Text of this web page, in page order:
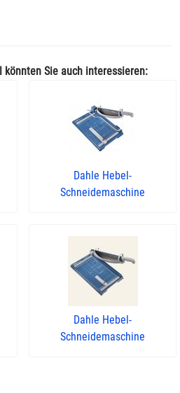
könnten Sie auch interessieren:
Dahle Hebel-
Schneidemaschine
Dahle Hebel-
Schneidemaschine